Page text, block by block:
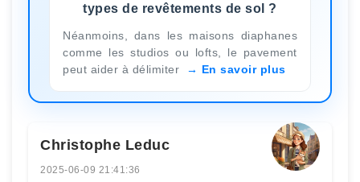
types de revêtements de sol ?
Néanmoins, dans les maisons diaphanes
comme les studios ou lofts, le pavement
peut aider à délimiter
En savoir plus
Christophe Leduc
2025-06-09 21:41:36